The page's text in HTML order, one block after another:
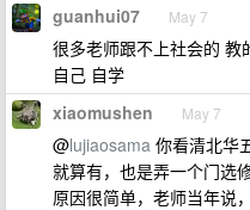
guanhui07 May 7
很多老师跟不上社会的 教
自己 自学
xiaomushen May 7
@lujiaosama 你看清北华
就算有，也是弄一个门选修
原因很简单，老师当年说